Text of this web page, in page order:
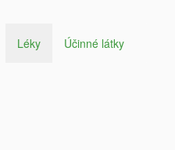
Léky Účinné látky